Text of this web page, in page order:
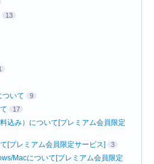
13
ついて 9
17
込み）について[プレミアム会員限定
[プレミアム会員限定サービス] 3
Macについて[プレミアム会員限定